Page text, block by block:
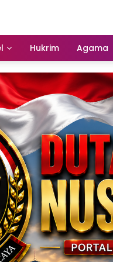
Hukrim Agama